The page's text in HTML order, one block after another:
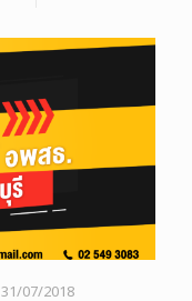
31/07/2018